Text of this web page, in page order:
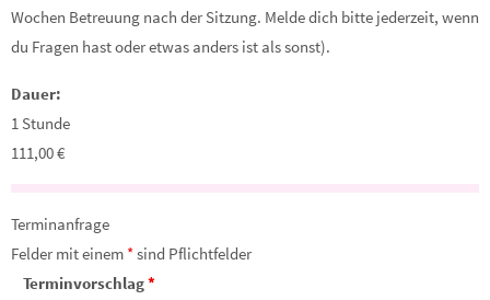
Wochen Betreuung nach der Sitzung. Melde dich bitte jederzeit, wenn
du Fragen hast oder etwas anders ist als sonst).
Dauer:
1 Stunde
111,00 €
Terminanfrage
Felder mit einem *sind Pflichtfelder
Terminvorschlag*